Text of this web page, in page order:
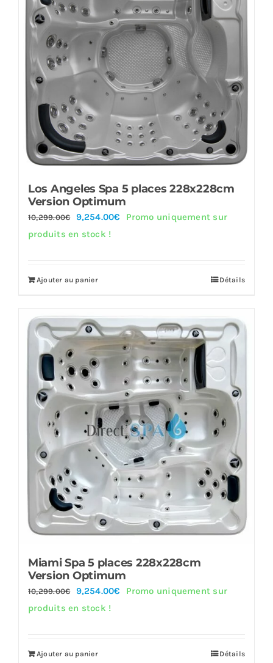
Los Angeles Spa 5 places 228x228cm
Version Optimum
10,299.00€
Le
prix
10,299.00€.
9,254.00€LePromo uniquement sur
produits en stock !
Ajouter au panier Détails
Offre!
Miami Spa 5 places 228x228cm
Version Optimum
10,299.00€
Le
prix
10,299.00€.
9,254.00€LePromo uniquement sur
produits en stock !
Ajouter au panier Détails